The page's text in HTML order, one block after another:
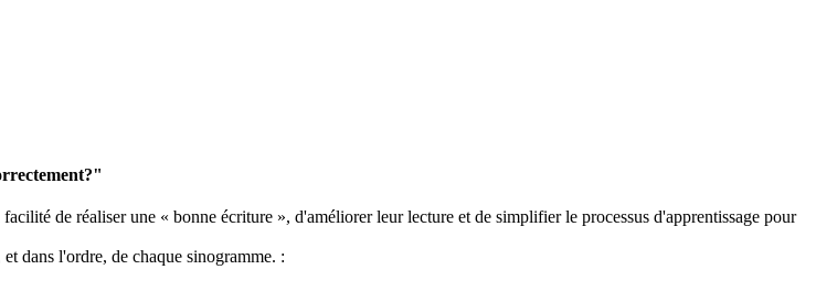
de réaliser une « bonne écriture », d'améliorer leur lecture et de simplifier le processus d'apprentissage pour
et dans l'ordre, de chaque sinogramme. :